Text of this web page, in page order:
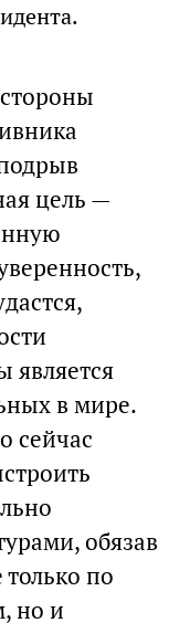
цель —
является
в мире.
сейчас
обязав
только по
но и